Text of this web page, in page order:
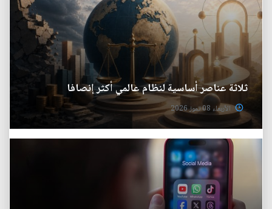
ثلاثة عناصر أساسية لنظام عالمي أكثر إنصافا
الأربعاء 08 تموز 2026